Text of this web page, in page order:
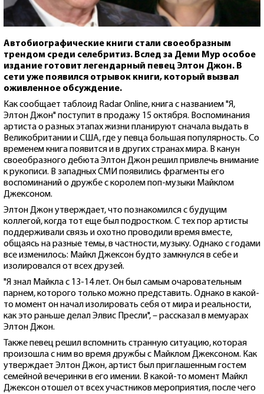
Автобиографические книги стали своеобразным
трендом среди селебритиз. Вслед за Деми Мур особое
издание готовит легендарный певец Элтон Джон. В
сети уже появился отрывок книги, который вызвал
оживленное обсуждение.
Как сообщает таблоид Radar Online, книга с названием "Я,
Элтон Джон" поступит в продажу 15 октября. Воспоминания
артиста о разных этапах жизни планируют сначала выдать в
Великобритании и США, где у певца большая популярность. Со
временем книга появится и в других странах мира. В канун
своеобразного дебюта Элтон Джон решил привлечь внимание
к рукописи. В западных СМИ появились фрагменты его
воспоминаний о дружбе с королем поп-музыки Майклом
Джексоном.
Элтон Джон утверждает, что познакомился с будущим
коллегой, когда тот еще был подростком. С тех пор артисты
поддерживали связь и охотно проводили время вместе,
общаясь на разные темы, в частности, музыку. Однако с годами
все изменилось: Майкл Джексон будто замкнулся в себе и
изолировался от всех друзей.
"Я знал Майкла с 13-14 лет. Он был самым очаровательным
парнем, которого только можно представить. Однако в какой-
то момент он начал изолировать себя от мира и реальности,
как это раньше делал Элвис Пресли", – рассказал в мемуарах
Элтон Джон.
Также певец решил вспомнить странную ситуацию, которая
произошла с ним во время дружбы с Майклом Джексоном. Как
утверждает Элтон Джон, артист был приглашенным гостем
семейной вечеринки в его имении. В какой-то момент Майкл
Джексон отошел от всех участников мероприятия, после чего